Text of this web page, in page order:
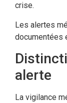
crise.
Les alertes
documentées
alerte
La vigilance